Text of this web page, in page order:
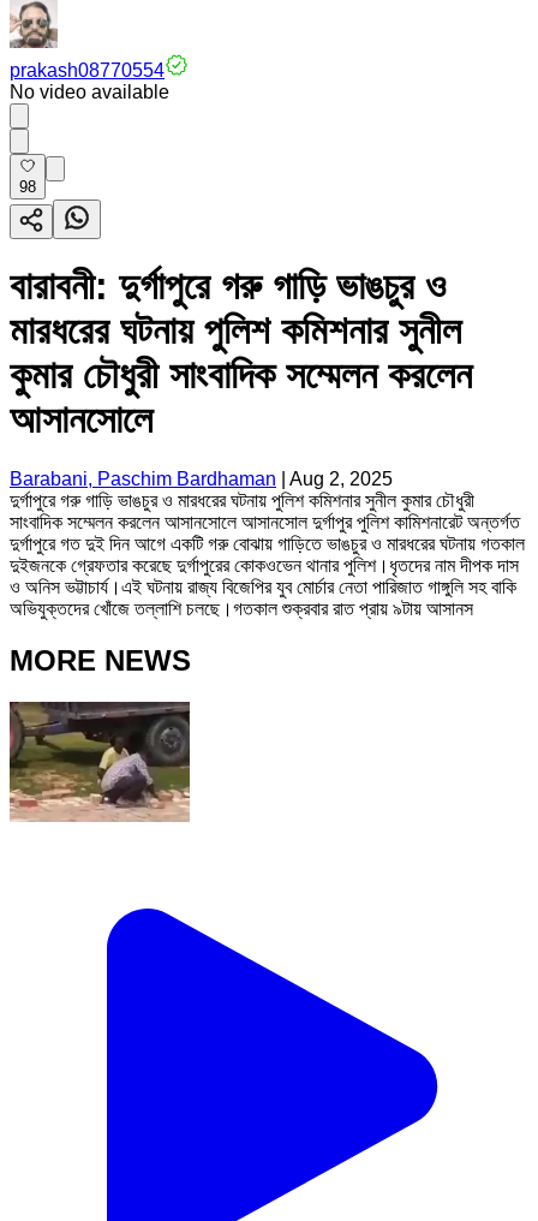
prakash08770554
No video available
98
বারাবনী: দুর্গাপুরে গরু গাড়ি ভাঙচুর ও
মারধরের ঘটনায় পুলিশ কমিশনার সুনীল
কুমার চৌধুরী সাংবাদিক সম্মেলন করলেন
আসানসোলে
Barabani, Paschim Bardhaman
Aug 2, 2025
দুর্গাপুরে গরু গাড়ি ভাঙচুর ও মারধরের ঘটনায় পুলিশ কমিশনার সুনীল কুমার চৌধুরী
সাংবাদিক সম্মেলন করলেন আসানসোলে আসানসোল দুর্গাপুর পুলিশ কামিশনারেট অন্তর্গত
দুর্গাপুরে গত দুই দিন আগে একটি গরু বোঝায় গাড়িতে ভাঙচুর ও মারধরের ঘটনায় গতকাল
দুইজনকে গ্রেফতার করেছে দুর্গাপুরের কোকওভেন থানার পুলিশ।ধৃতদের নাম দীপক দাস
ও অনিস ভট্টাচার্য।এই ঘটনায় রাজ্য বিজেপির যুব মোর্চার নেতা পারিজাত গাঙ্গুলি সহ বাকি
অভিযুক্তদের খোঁজে তল্লাশি চলছে।গতকাল শুক্রবার রাত প্রায় ৯টায় আসানস
MORE NEWS